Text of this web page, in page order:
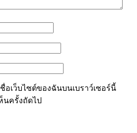
อเว็บไซต์ของฉันบนเบราว์เซอร์นี้
นครั้งถัดไป